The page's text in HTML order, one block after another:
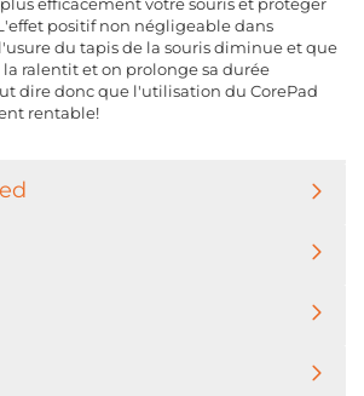
positif non négligeable dans
du tapis de la souris diminue et que
ralentit et on prolonge sa durée
dire donc que l'utilisation du CorePad
rentable!